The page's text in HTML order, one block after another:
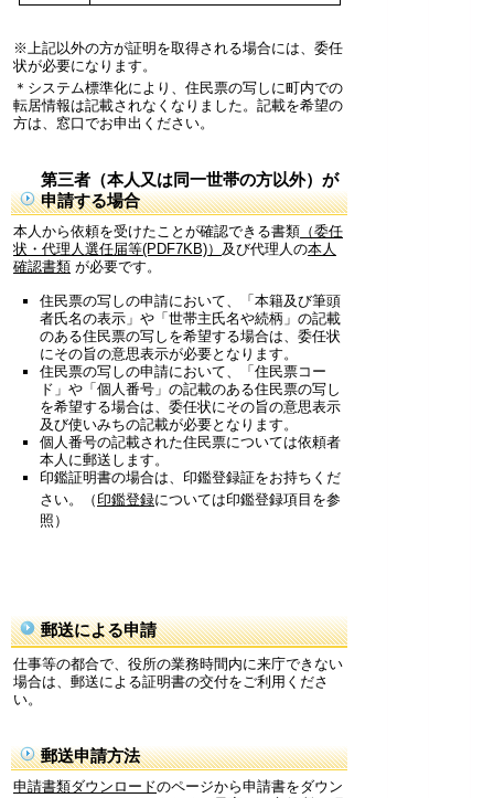
※上記以外の方が証明を取得される場合には、委任
状が必要になります。
＊システム標準化により、住民票の写しに町内での
転居情報は記載されなくなりました。記載を希望の
方は、窓口でお申出ください。
第三者（本人又は同一世帯の方以外）が
申請する場合
本人から依頼を受けたことが確認できる書類 （委任
状・代理人選任届等(PDF7KB)） 及び代理人の本人
確認書類 が必要です。
住民票の写しの申請において、「本籍及び筆頭
者氏名の表示」や「世帯主氏名や続柄」の記載
のある住民票の写しを希望する場合は、委任状
にその旨の意思表示が必要となります。
住民票の写しの申請において、「住民票コー
ド」や「個人番号」の記載のある住民票の写し
を希望する場合は、委任状にその旨の意思表示
及び使いみちの記載が必要となります。
個人番号の記載された住民票については依頼者
本人に郵送します。
印鑑証明書の場合は、印鑑登録証をお持ちくだ
さい。（印鑑登録については印鑑登録項目を参
照）
郵送による申請
仕事等の都合で、役所の業務時間内に来庁できない
場合は、郵送による証明書の交付をご利用くださ
い。
郵送申請方法
申請書類ダウンロードのページから申請書をダウン